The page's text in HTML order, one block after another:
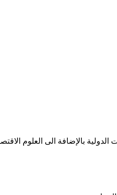
بالإضافة الى العلوم